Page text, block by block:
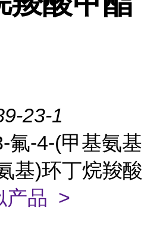
23-1
氟-4-(甲基氨基
基)环丁烷羧酸
产品 >